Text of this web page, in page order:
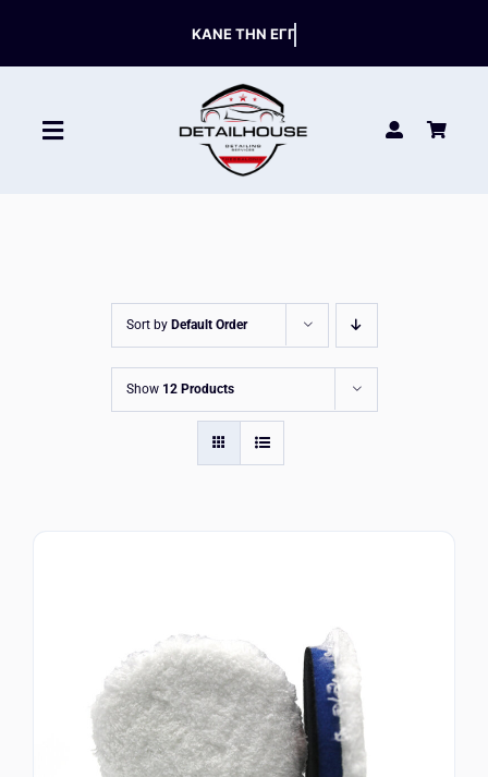
content
Toggle
ΑΞΕΣΟΥΑΡ
HOT OFFERS
Sort by Default Order
Show 12 Products